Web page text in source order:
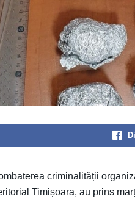
criminalității
Timișoara, au prins